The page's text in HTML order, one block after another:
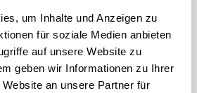
um Inhalte und Anzeigen zu
für soziale Medien anbieten
auf unsere Website zu
geben wir Informationen zu Ihrer
an unsere Partner für